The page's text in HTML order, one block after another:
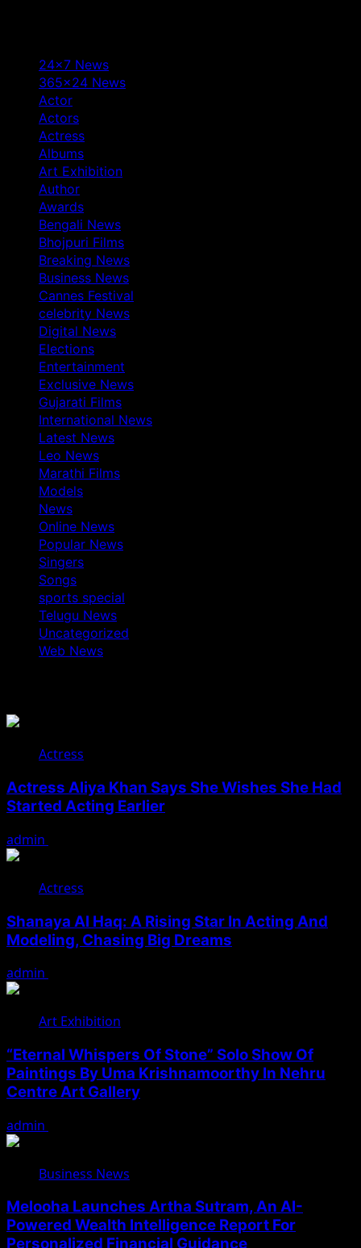
24×7 News
365×24 News
Actor
Actors
Actress
Albums
Art Exhibition
Author
Awards
Bengali News
Bhojpuri Films
Breaking News
Business News
Cannes Festival
celebrity News
Digital News
Elections
Entertainment
Exclusive News
Gujarati Films
International News
Latest News
Leo News
Marathi Films
Models
News
Online News
Popular News
Singers
Songs
sports special
Telugu News
Uncategorized
Web News
Actress
Actress Aliya Khan Says She Wishes She Had
Started Acting Earlier
admin
Actress
Shanaya Al Haq: A Rising Star In Acting And
Modeling, Chasing Big Dreams
admin
Art Exhibition
“Eternal Whispers Of Stone” Solo Show Of
Paintings By Uma Krishnamoorthy In Nehru
Centre Art Gallery
admin
Business News
Melooha Launches Artha Sutram, An AI-
Powered Wealth Intelligence Report For
Personalized Financial Guidance